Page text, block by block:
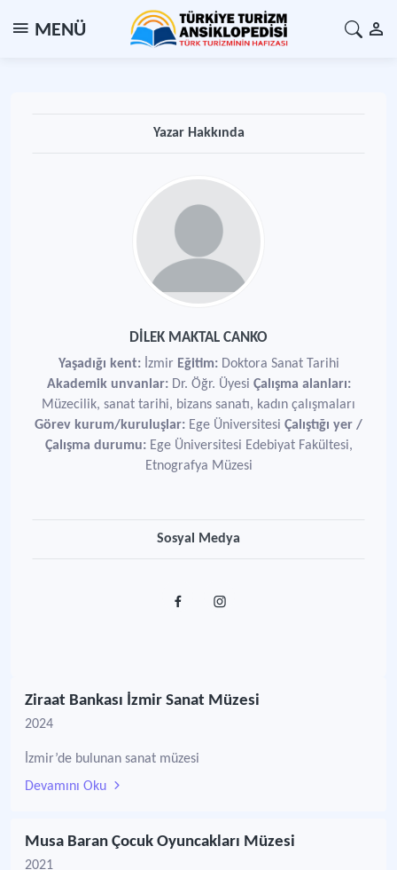
MENÜ
Yazar Hakkında
DİLEK MAKTAL CANKO
Yaşadığı kent:İzmir Eğitim:Doktora Sanat Tarihi
Akademik unvanlar:Dr. Öğr. Üyesi Çalışma alanları:
Müzecilik, sanat tarihi, bizans sanatı, kadın çalışmaları
Görev kurum/kuruluşlar: Ege Üniversitesi Çalıştığı yer /
Çalışma durumu:Ege Üniversitesi Edebiyat Fakültesi,
Etnografya Müzesi
Sosyal Medya
Ziraat Bankası İzmir Sanat Müzesi
2024
İzmir’de bulunan sanat müzesi
Devamını Oku
Musa Baran Çocuk Oyuncakları Müzesi
2021